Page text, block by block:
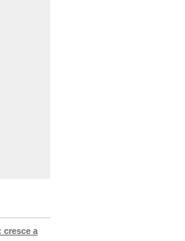
cresce a